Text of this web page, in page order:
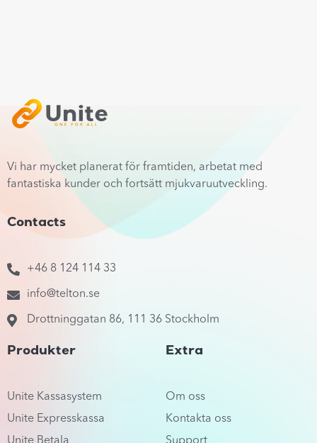
Vi har mycket planerat för framtiden, arbetat med
fantastiska kunder och fortsätt mjukvaruutveckling.
Contacts
+46 8 124 114 33
info@telton.se
Drottninggatan 86, 111 36 Stockholm
Produkter
Unite Kassasystem
Unite Expresskassa
Extra
Om oss
Kontakta oss